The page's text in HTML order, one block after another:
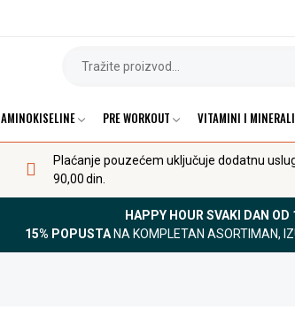
AMINOKISELINE PRE WORKOUT VITAMINI I MINERALI
Plaćanje pouzećem uključuje dodatnu
90,00 din.
HAPPY HOUR SVAKI DAN
15% POPUSTANA KOMPLETAN ASORTIMAN,